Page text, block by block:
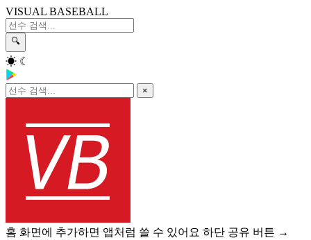
VISUAL BASEBALL
🔍
☀ ☾
×
홈 화면에 추가하면 앱처럼 쓸 수 있어요 하단 공유 버튼 →